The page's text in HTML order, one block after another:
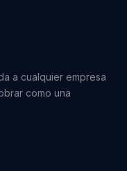
a cualquier empresa
como una